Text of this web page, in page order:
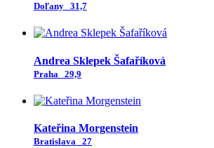
Doľany 31,7
Andrea Sklepek Šafaříková
Praha 29,9
Kateřina Morgenstein
Bratislava 27